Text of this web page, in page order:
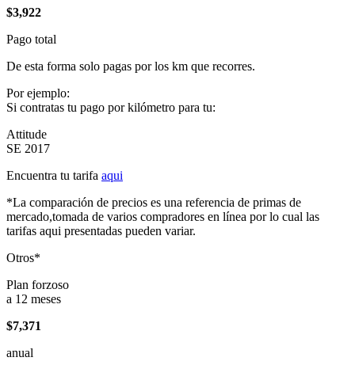
$3,922
Pago total
De esta forma solo pagas por los km que recorres.
Por ejemplo:
Si contratas tu pago por kilómetro para tu:
Attitude
SE 2017
Encuentra tu tarifa aqui
*La comparación de precios es una referencia de primas de
mercado,tomada de varios compradores en línea por lo cual las
tarifas aqui presentadas pueden variar.
Otros*
Plan forzoso
a 12 meses
$7,371
anual